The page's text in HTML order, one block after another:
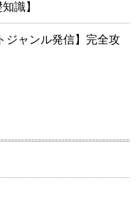
識】
ジャンル発信】完全攻